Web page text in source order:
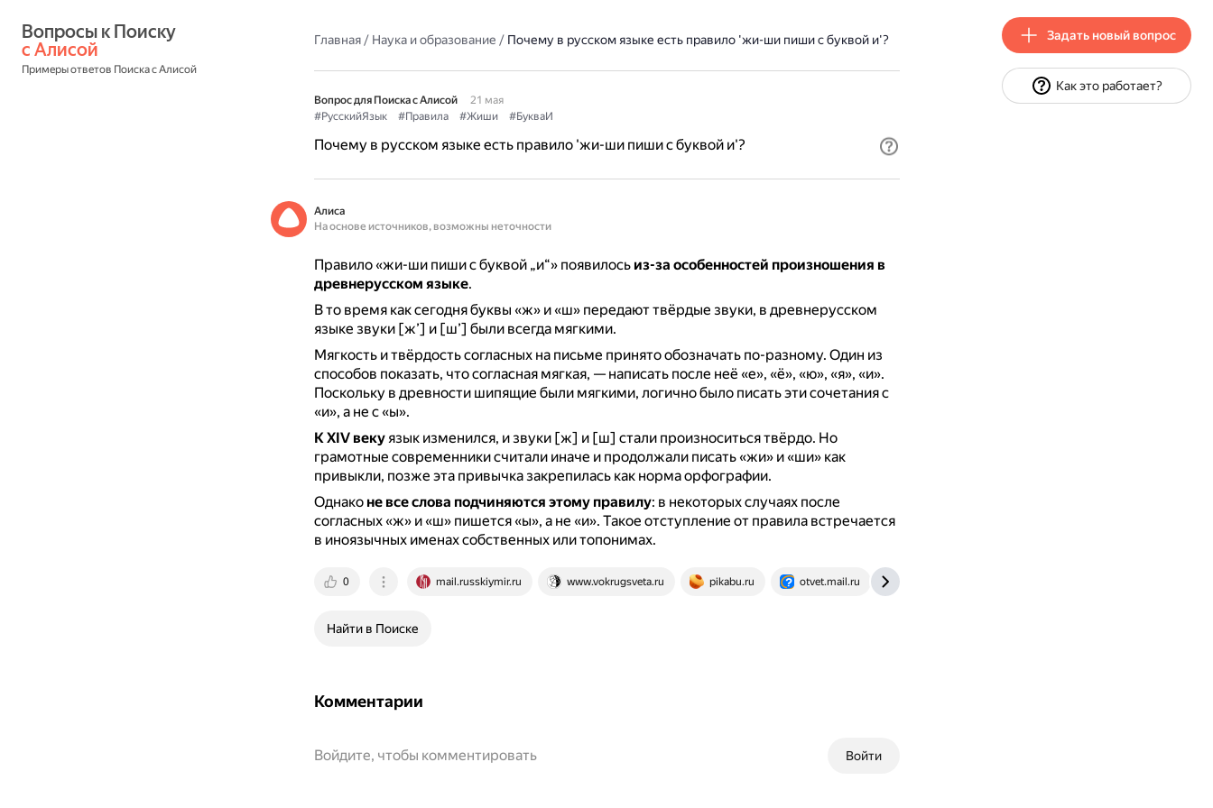
с Алисой
Примеры ответов Поиска с Алисой
Главная/ Наука и образование / Почему в русском языке есть правило 'жи-ши пиши с буквой и'?
Вопрос для Поиска с Алисой
21 мая
#РусскийЯзык
#Правила #Жиши #БукваИ
Почему в русском языке есть правило 'жи-ши пиши с буквой и'?
Алиса
На основе источников, возможны неточности
Правило «жи-ши пиши с буквой „и“» появилось из-за особенностей произношения в
древнерусском языке.
В то время как сегодня буквы «ж» и «ш» передают твёрдые звуки, в древнерусском
языке звуки [ж’] и [ш’] были всегда мягкими.
Мягкость и твёрдость согласных на письме принято обозначать по-разному. Один из
способов показать, что согласная мягкая, — написать после неё «е», «ё», «ю», «я», «и».
Поскольку в древности шипящие были мягкими, логично было писать эти сочетания с
«и», а не с «ы».
К XIV векуязык изменился, и звуки [ж] и [ш] стали произноситься твёрдо. Но
грамотные современники считали иначе и продолжали писать «жи» и «ши» как
привыкли, позже эта привычка закрепилась как норма орфографии.
Однако не все слова подчиняются этому правилу: в некоторых случаях после
согласных «ж» и «ш» пишется «ы», а не «и». Такое отступление от правила встречается
в иноязычных именах собственных или топонимах.
0 mail.russkiymir.ru www.vokrugsveta.ru pikabu.ru otvet.mail.ru
Найти в Поиске
Комментарии
Войти
Войдите, чтобы комментировать
Задать новый вопрос
Как это работает?